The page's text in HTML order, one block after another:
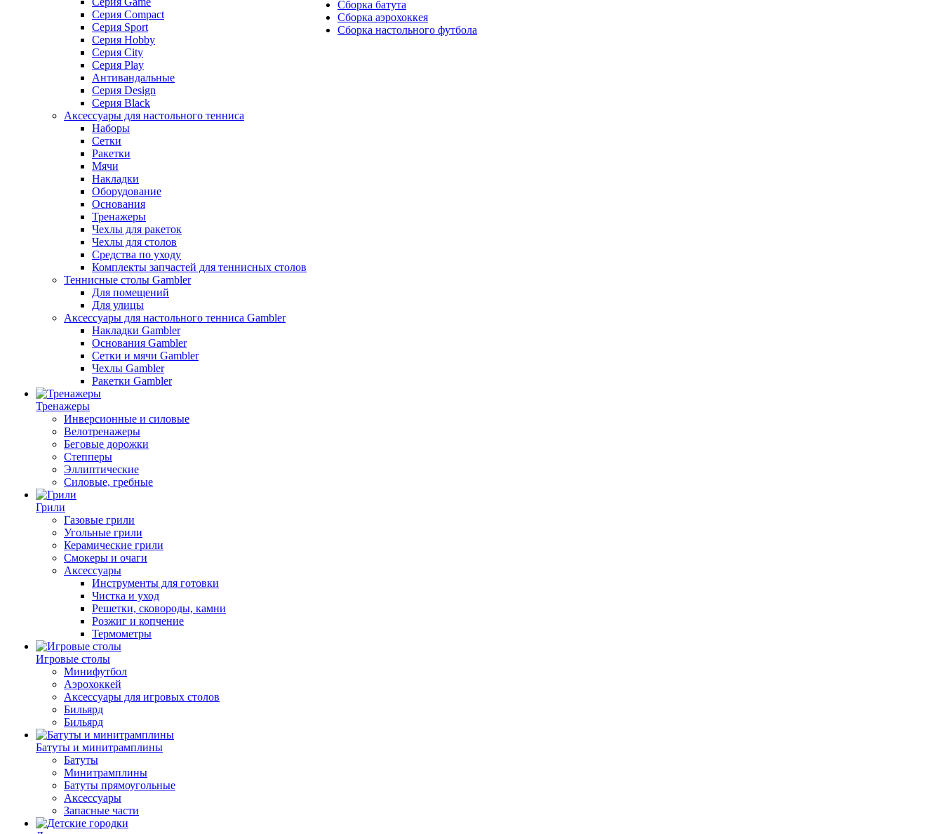
Серия Compact
Серия Sport
Серия Hobby
Серия City
Серия Play
Антивандальные
Серия Design
Серия Black
Аксессуары для настольного тенниса
Наборы
Сетки
Ракетки
Мячи
Накладки
Оборудование
Основания
Тренажеры
Чехлы для ракеток
Чехлы для столов
Средства по уходу
Комплекты запчастей для теннисных столов
Теннисные столы Gambler
Для помещений
Для улицы
Аксессуары для настольного тенниса Gambler
Накладки Gambler
Основания Gambler
Сетки и мячи Gambler
Чехлы Gambler
Ракетки Gambler
Тренажеры
Инверсионные и силовые
Велотренажеры
Беговые дорожки
Степперы
Эллиптические
Силовые, гребные
Грили
Газовые грили
Угольные грили
Керамические грили
Смокеры и очаги
Аксессуары
Инструменты для готовки
Чистка и уход
Решетки, сковороды, камни
Розжиг и копчение
Термометры
Игровые столы
Минифутбол
Аэрохоккей
Аксессуары для игровых столов
Бильяpд
Бильяpд
Батуты и минитрамплины
Батуты
Минитрамплины
Батуты прямоугольные
Аксессуары
Запасные части
Сборка батута
Сборка аэрохоккея
Сборка настольного футбола